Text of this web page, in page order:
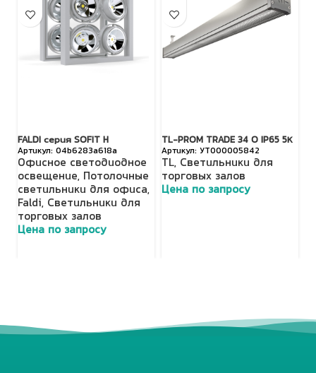
FALDI серия SOFIT H
04b6283a618a
Офисное светодиодное
освещение, Потолочные
светильники для офиса,
Faldi, Светильники для
торговых залов
Цена по запросу
TL-PROM TRADE 34 O IP65 5К
УТ000005842
TL, Светильники для
торговых залов
Цена по запросу